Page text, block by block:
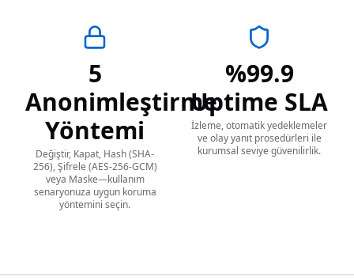
5
Anonimleştirme
Yöntemi
Değiştir, Kapat, Hash (SHA-
256), Şifrele (AES-256-GCM)
veya Maske—kullanım
senaryonuza uygun koruma
yöntemini seçin.
%99.9
Uptime SLA
İzleme, otomatik yedeklemeler
ve olay yanıt prosedürleri ile
kurumsal seviye güvenilirlik.